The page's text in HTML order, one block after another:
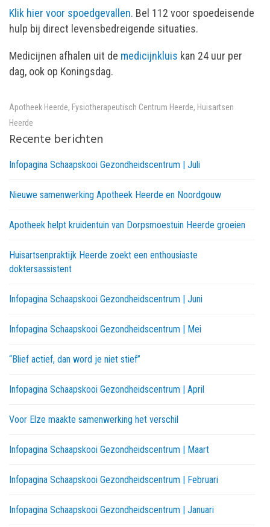
Klik hier voor spoedgevallen. Bel 112 voor spoedeisende
hulp bij direct levensbedreigende situaties.
Medicijnen afhalen uit de medicijnkluis kan 24 uur per
dag, ook op Koningsdag.
Apotheek Heerde, Fysiotherapeutisch Centrum Heerde, Huisartsen
Heerde
Recente berichten
Infopagina Schaapskooi Gezondheidscentrum | Juli
Nieuwe samenwerking Apotheek Heerde en Noordgouw
Apotheek helpt kruidentuin van Dorpsmoestuin Heerde groeien
Huisartsenpraktijk Heerde zoekt een enthousiaste
doktersassistent
Infopagina Schaapskooi Gezondheidscentrum | Juni
Infopagina Schaapskooi Gezondheidscentrum | Mei
“Blief actief, dan word je niet stief”
Infopagina Schaapskooi Gezondheidscentrum | April
Voor Elze maakte samenwerking het verschil
Infopagina Schaapskooi Gezondheidscentrum | Maart
Infopagina Schaapskooi Gezondheidscentrum | Februari
Infopagina Schaapskooi Gezondheidscentrum | Januari